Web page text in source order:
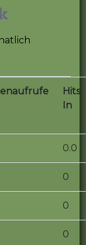
Hits
In
0.0
0
0
0